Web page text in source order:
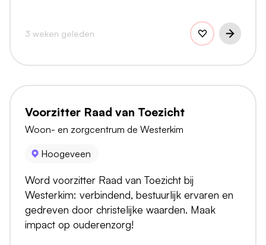
3 weken geleden
Voorzitter Raad van Toezicht
Woon- en zorgcentrum de Westerkim
Hoogeveen
Word voorzitter Raad van Toezicht bij
Westerkim: verbindend, bestuurlijk ervaren en
gedreven door christelijke waarden. Maak
impact op ouderenzorg!